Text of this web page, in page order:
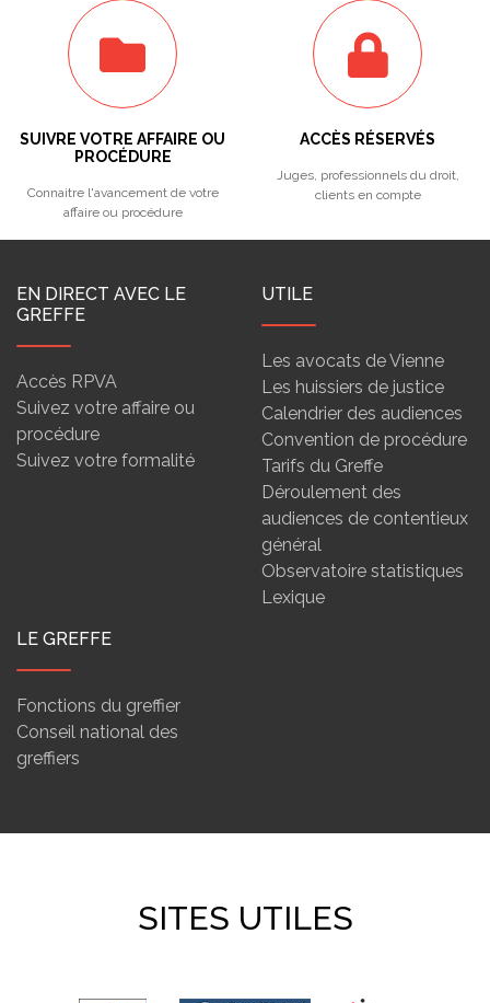
SUIVRE VOTRE AFFAIRE OU
PROCÉDURE
Connaitre l'avancement de votre
affaire ou procédure
ACCÈS RÉSERVÉS
Juges, professionnels du droit,
clients en compte
EN DIRECT AVEC LE
GREFFE
Accès RPVA
Suivez votre affaire ou
procédure
Suivez votre formalité
UTILE
Les avocats de Vienne
Les huissiers de justice
Calendrier des audiences
Convention de procédure
Tarifs du Greffe
Déroulement des
audiences de contentieux
général
Observatoire statistiques
Lexique
LE GREFFE
Fonctions du greffier
Conseil national des
greffiers
SITES UTILES